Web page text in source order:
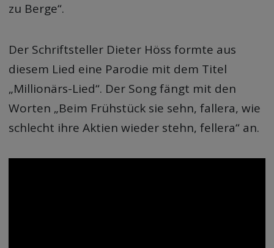
zu Berge“.
Der Schriftsteller Dieter Höss formte aus
diesem Lied eine Parodie mit dem Titel
„Millionärs-Lied“. Der Song fängt mit den
Worten „Beim Frühstück sie sehn, fallera, wie
schlecht ihre Aktien wieder stehn, fellera“ an.